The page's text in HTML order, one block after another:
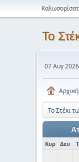
Το
07 Αυγ
Αρχική
Το Στέκι
Κυρ Δευ